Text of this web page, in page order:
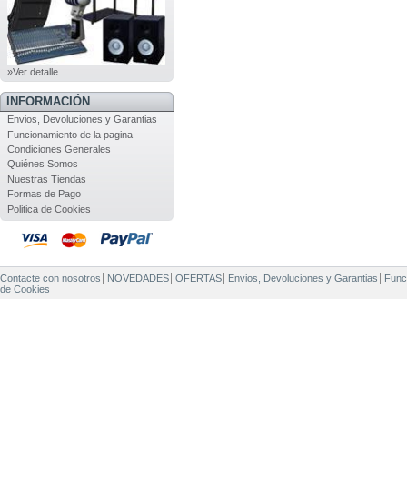
»Ver detalle
INFORMACIÓN
Envios, Devoluciones y Garantias
Funcionamiento de la pagina
Condiciones Generales
Quiénes Somos
Nuestras Tiendas
Formas de Pago
Politica de Cookies
Contacte con nosotros NOVEDADES OFERTAS Envios, Devoluciones y Garantias
de Cookies